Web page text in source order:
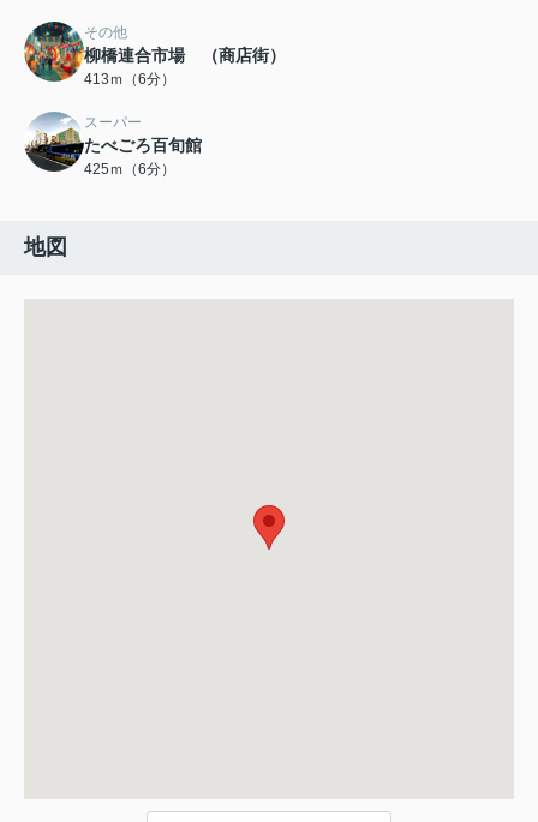
その他
柳橋連合市場 （商店街）
413ｍ（6分）
スーパー
たべごろ百旬館
425ｍ（6分）
地図